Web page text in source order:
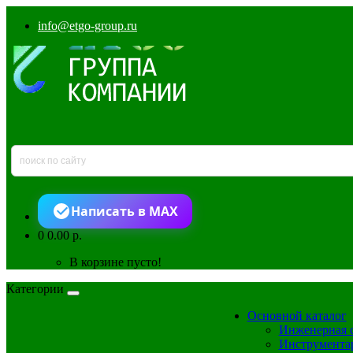
info@etgo-group.ru
Написать в MAX
00.00 р.
В корзине пусто!
Категории
Основной каталог
Инженерная